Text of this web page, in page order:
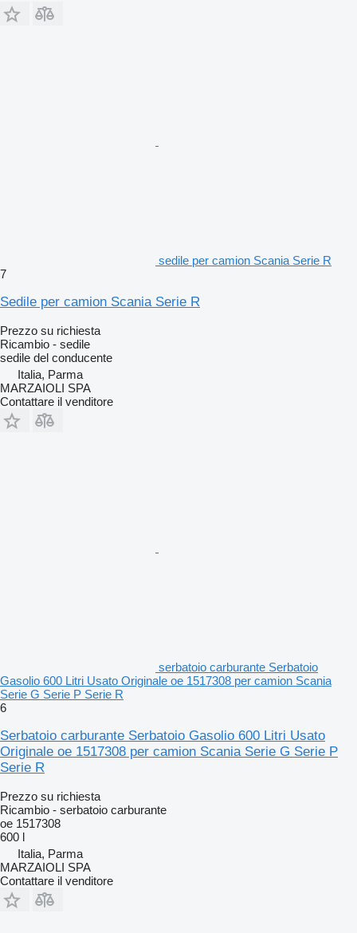
sedile per camion Scania Serie R
7
Sedile per camion Scania Serie R
Prezzo su richiesta
Ricambio - sedile
sedile del conducente
Italia, Parma
MARZAIOLI SPA
Contattare il venditore
serbatoio carburante Serbatoio
Gasolio 600 Litri Usato Originale oe 1517308 per camion Scania
Serie G Serie P Serie R
6
Serbatoio carburante Serbatoio Gasolio 600 Litri Usato
Originale oe 1517308 per camion Scania Serie G Serie P
Serie R
Prezzo su richiesta
Ricambio - serbatoio carburante
oe 1517308
600 l
Italia, Parma
MARZAIOLI SPA
Contattare il venditore